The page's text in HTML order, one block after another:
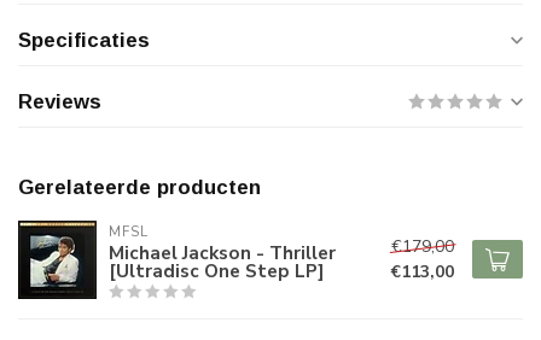
Specificaties
Reviews
Gerelateerde producten
MFSL
Michael Jackson - Thriller
[Ultradisc One Step LP]
€179,00
€113,00